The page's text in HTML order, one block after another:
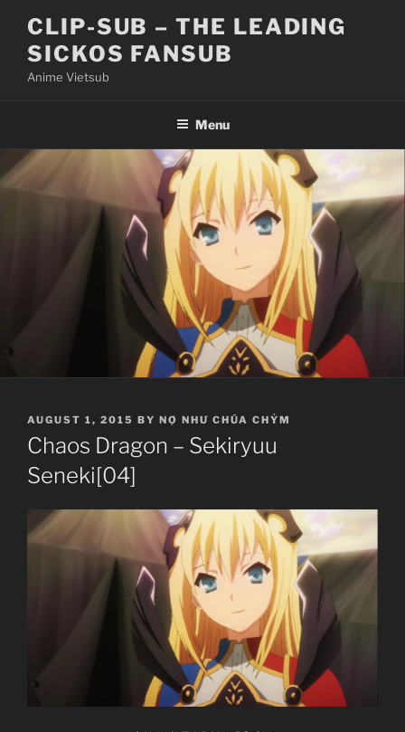
content
CLIP-SUB – THE LEADING
SICKOS FANSUB
Anime Vietsub
Menu
POSTED
ON
AUGUST 1, 2015 BY NỢ NHƯ CHÚA CHỶM
Chaos Dragon – Sekiryuu
Seneki[04]